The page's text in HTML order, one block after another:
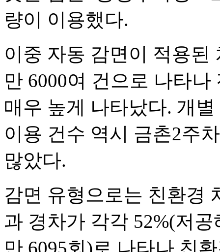
량이 이용했다.
이중 자동 감면이 적용된
만 6000여 건으로 나타
매우 높게 나타났다. 개
이용 건수 역시 금촌2주
많았다.
감면 유형으로는 친환경
과 경차가 각각 52%(저